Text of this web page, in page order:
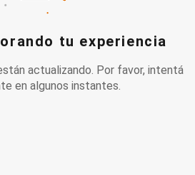
tu experiencia
actualizando. Por favor, intentá
en algunos instantes.